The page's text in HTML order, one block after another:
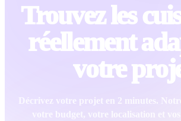
Trouvez les
réellement
votre
Décrivez votre projet en 2 minutes.
votre budget, votre localisation et vos